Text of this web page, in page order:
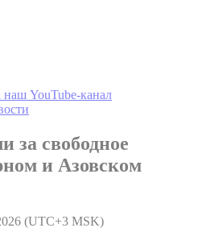
YouTube-канал
свободное
и Азовском
(UTC+3 MSK)